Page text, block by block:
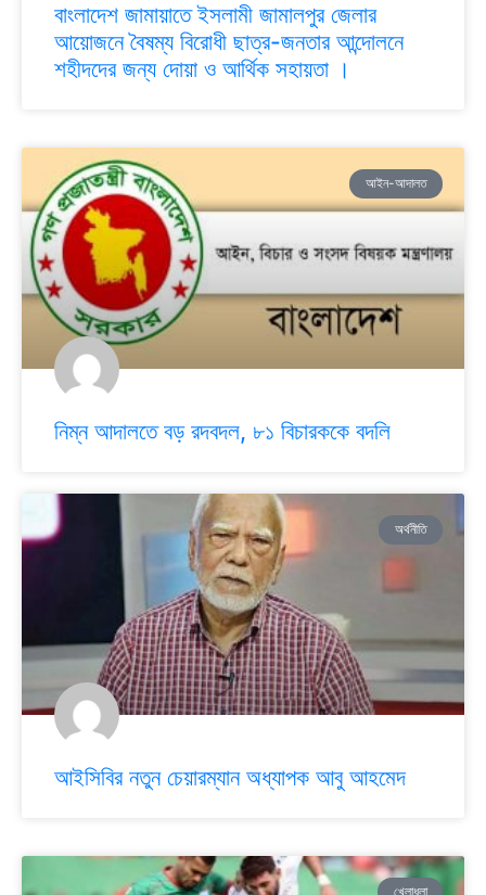
বাংলাদেশ জামায়াতে ইসলামী জামালপুর জেলার
আয়োজনে বৈষম্য বিরোধী ছাত্র-জনতার আন্দোলনে
শহীদদের জন্য দোয়া ও আর্থিক সহায়তা ।
আইন-আদালত
নিম্ন আদালতে বড় রদবদল, ৮১ বিচারককে বদলি
অর্থনীতি
আইসিবির নতুন চেয়ারম্যান অধ্যাপক আবু আহমেদ
খেলাধুলা